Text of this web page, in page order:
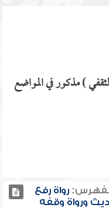
) مذكور في المواضع
رواة رفع
ورواة وقفه